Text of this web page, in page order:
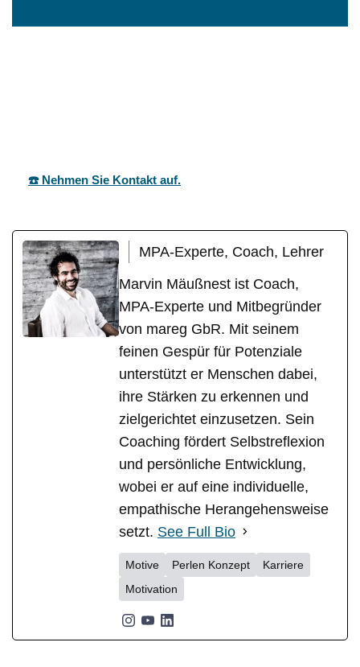
☎️ Nehmen Sie Kontakt auf.
MPA-Experte, Coach, Lehrer
Marvin Mäußnest ist Coach,
MPA-Experte und Mitbegründer
von mareg GbR. Mit seinem
feinen Gespür für Potenziale
unterstützt er Menschen dabei,
ihre Stärken zu erkennen und
zielgerichtet einzusetzen. Sein
Coaching fördert Selbstreflexion
und persönliche Entwicklung,
wobei er auf eine individuelle,
empathische Herangehensweise
setzt. See Full Bio
Motive Perlen Konzept
Karriere
Motivation